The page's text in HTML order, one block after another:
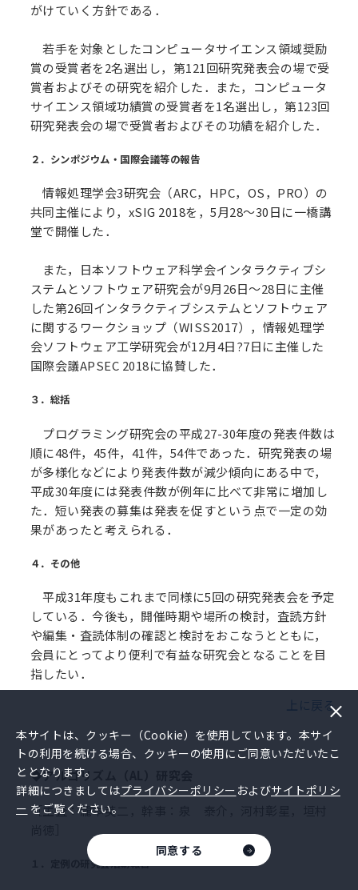
がけていく方針である．
若手を対象としたコンピュータサイエンス領域奨励
賞の受賞者を2名選出し，第121回研究発表会の場で受
賞者およびその研究を紹介した．また，コンピュータ
サイエンス領域功績賞の受賞者を1名選出し，第123回
研究発表会の場で受賞者およびその功績を紹介した．
２．シンポジウム・国際会議等の報告
情報処理学会3研究会（ARC，HPC，OS，PRO）の
共同主催により，xSIG 2018を，5月28～30日に一橋講
堂で開催した．
また，日本ソフトウェア科学会インタラクティブシ
ステムとソフトウェア研究会が9月26日～28日に主催
した第26回インタラクティブシステムとソフトウェア
に関するワークショップ（WISS2017），情報処理学
会ソフトウェア工学研究会が12月4日?7日に主催した
国際会議APSEC 2018に協賛した．
３．総括
プログラミング研究会の平成27-30年度の発表件数は
順に48件，45件，41件，54件であった．研究発表の場
が多様化などにより発表件数が減少傾向にある中で，
平成30年度には発表件数が例年に比べて非常に増加し
た．短い発表の募集は発表を促すという点で一定の効
果があったと考えられる．
４．その他
平成31年度もこれまで同様に5回の研究発表会を予定
している．今後も，開催時期や場所の検討，査読方針
や編集・査読体制の確認と検討をおこなうとともに，
会員にとってより便利で有益な研究会となることを目
指したい．
上に戻る
◆アルゴリズム（AL）研究会
［主査：瀧本英二，幹事：泉 泰介，河村彰星，垣村
１．定例の研究会活動報告
本サイトは、クッキー（Cookie）を使用しています。本サイ
トの利用を続ける場合、クッキーの使用にご同意いただいたこ
ととなります。
詳細につきましてはプライバシーポリシー およびサイトポリシ
ー をご覧ください。
同意する